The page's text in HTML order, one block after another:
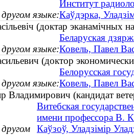
Институт
языке:Каўдэрка,
(доктар эканамічных
Беларуская
языке:Ковель, Павел
(доктор
Белорусская
языке:Ковель, Павел
Владимирович (кандидат
Витебская
имени профессора В.
Каўзоў, Уладзімір